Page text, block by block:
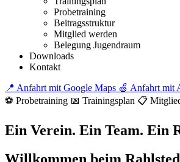
Probetraining
Beitragsstruktur
Mitglied werden
Belegung Jugendraum
Downloads
Kontakt
📍 Anfahrt mit Google Maps 🍏 Anfahrt mit
⚽ Probetraining 📅 Trainingsplan 📋
Ein Verein. Ein Team. Ein